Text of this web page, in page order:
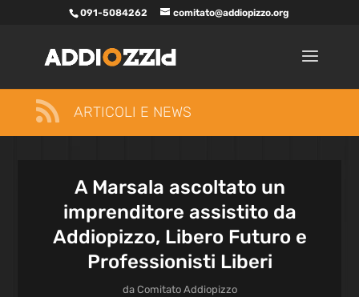
091-5084262 comitato@addiopizzo.org
 ARTICOLI E NEWS
A Marsala ascoltato un
imprenditore assistito da
Addiopizzo, Libero Futuro e
Professionisti Liberi
da Comitato Addiopizzo